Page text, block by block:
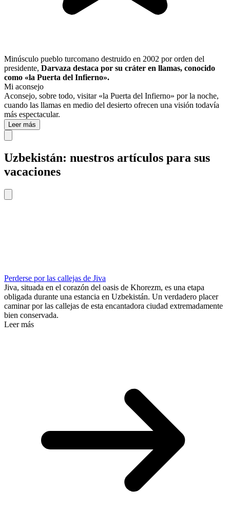
Minúsculo pueblo turcomano destruido en 2002 por orden del
presidente, Darvaza destaca por su cráter en llamas, conocido
como «la Puerta del Infierno».
Mi aconsejo
Aconsejo, sobre todo, visitar «la Puerta del Infierno» por la noche,
cuando las llamas en medio del desierto ofrecen una visión todavía
más espectacular.
Leer más
Uzbekistán: nuestros artículos para sus
vacaciones
Perderse por las callejas de Jiva
Jiva, situada en el corazón del oasis de Khorezm, es una etapa
obligada durante una estancia en Uzbekistán. Un verdadero placer
caminar por las callejas de esta encantadora ciudad extremadamente
bien conservada.
Leer más